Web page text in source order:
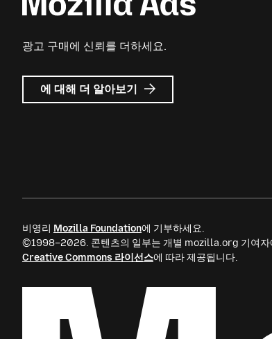
광고 구매에 신뢰를 더하세요.
Mozilla
Ads
에 대해 더 알아보기
비영리 Mozilla Foundation에 기부하세요.
©1998–2026. 콘텐츠의 일부는 개별 mozilla.org 기여자
Creative Commons 라이선스에 따라 제공됩니다.